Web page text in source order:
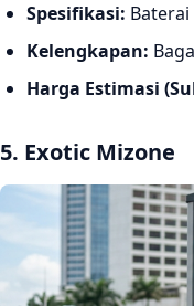
Spesifikasi:
Kelengkapan:
Harga Estimasi
5. Exotic Mizone